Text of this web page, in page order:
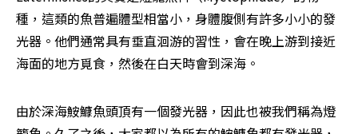
種，這類的魚普遍體型相當小，身體腹側有許多小小的發
光器。他們通常具有垂直洄游的習性，會在晚上游到接近
海面的地方覓食，然後在白天時會到深海。
由於深海鮟鱇魚頭頂有一個發光器，因此也被我們稱為燈